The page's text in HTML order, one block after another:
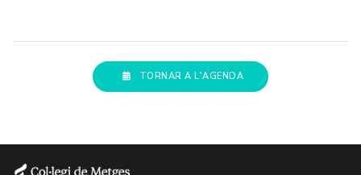
TORNAR A L'AGENDA